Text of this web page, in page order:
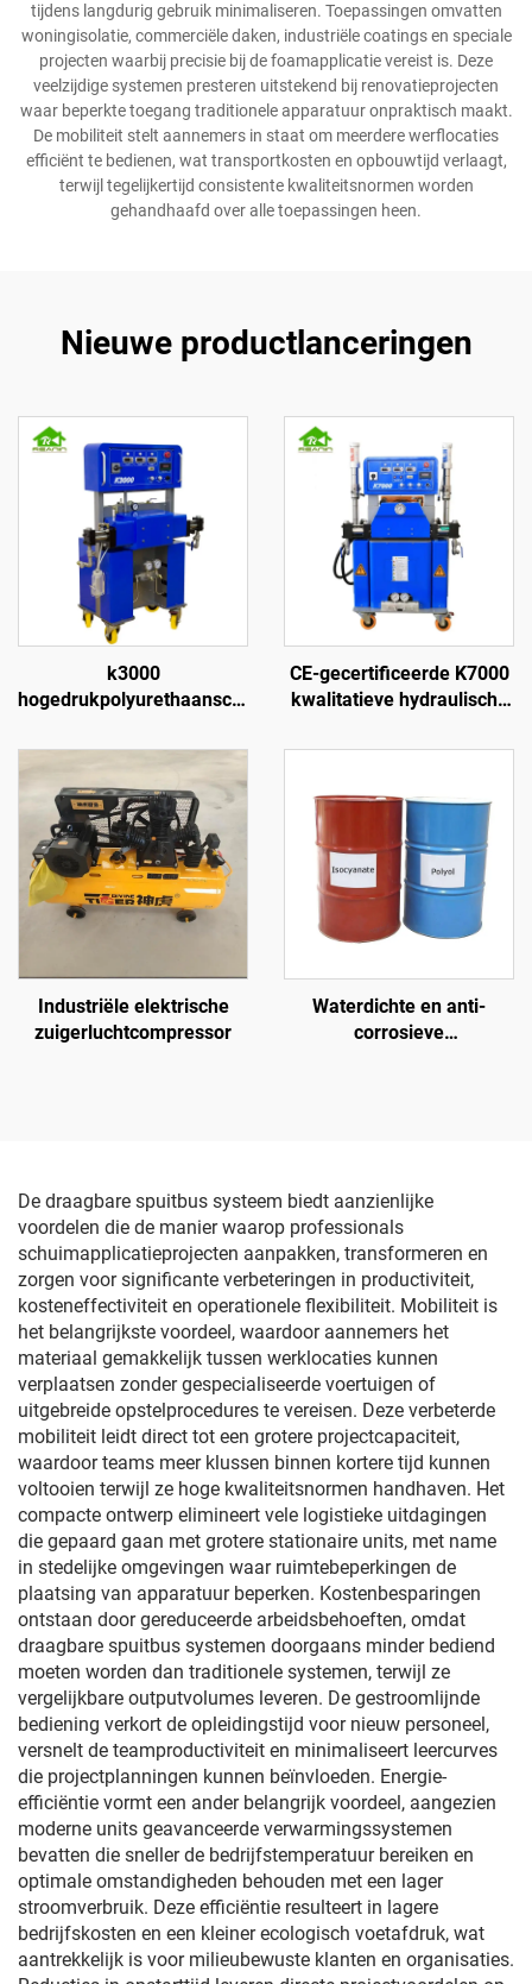
tijdens langdurig gebruik minimaliseren. Toepassingen omvatten
woningisolatie, commerciële daken, industriële coatings en speciale
projecten waarbij precisie bij de foamapplicatie vereist is. Deze
veelzijdige systemen presteren uitstekend bij renovatieprojecten
waar beperkte toegang traditionele apparatuur onpraktisch maakt.
De mobiliteit stelt aannemers in staat om meerdere werflocaties
efficiënt te bedienen, wat transportkosten en opbouwtijd verlaagt,
terwijl tegelijkertijd consistente kwaliteitsnormen worden
gehandhaafd over alle toepassingen heen.
Nieuwe productlanceringen
k3000
hogedrukpolyurethaanschuimsprayer
dakbespuiting
CE-gecertificeerde K7000
kwalitatieve hydraulische
polyurea-
Industriële elektrische
zuigerluchtcompressor
Waterdichte en anti-
corrosieve
De draagbare spuitbus systeem biedt aanzienlijke
voordelen die de manier waarop professionals
schuimapplicatieprojecten aanpakken, transformeren en
zorgen voor significante verbeteringen in productiviteit,
kosteneffectiviteit en operationele flexibiliteit. Mobiliteit is
het belangrijkste voordeel, waardoor aannemers het
materiaal gemakkelijk tussen werklocaties kunnen
verplaatsen zonder gespecialiseerde voertuigen of
uitgebreide opstelprocedures te vereisen. Deze verbeterde
mobiliteit leidt direct tot een grotere projectcapaciteit,
waardoor teams meer klussen binnen kortere tijd kunnen
voltooien terwijl ze hoge kwaliteitsnormen handhaven. Het
compacte ontwerp elimineert vele logistieke uitdagingen
die gepaard gaan met grotere stationaire units, met name
in stedelijke omgevingen waar ruimtebeperkingen de
plaatsing van apparatuur beperken. Kostenbesparingen
ontstaan door gereduceerde arbeidsbehoeften, omdat
draagbare spuitbus systemen doorgaans minder bediend
moeten worden dan traditionele systemen, terwijl ze
vergelijkbare outputvolumes leveren. De gestroomlijnde
bediening verkort de opleidingstijd voor nieuw personeel,
versnelt de teamproductiviteit en minimaliseert leercurves
die projectplanningen kunnen beïnvloeden. Energie-
efficiëntie vormt een ander belangrijk voordeel, aangezien
moderne units geavanceerde verwarmingssystemen
bevatten die sneller de bedrijfstemperatuur bereiken en
optimale omstandigheden behouden met een lager
stroomverbruik. Deze efficiëntie resulteert in lagere
bedrijfskosten en een kleiner ecologisch voetafdruk, wat
aantrekkelijk is voor milieubewuste klanten en organisaties.